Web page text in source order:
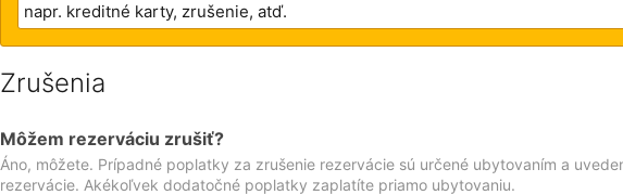
Zrušenia
Môžem rezerváciu zrušiť?
Áno, môžete. Prípadné poplatky za zrušenie rezervácie sú určené ubytovaním a
rezervácie. Akékoľvek dodatočné poplatky zaplatíte priamo ubytovaniu.